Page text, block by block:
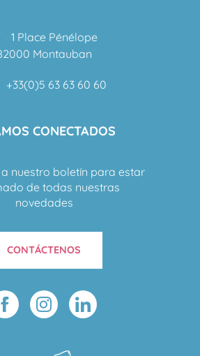
1 Place Pénélope
Montauban
+33(0)5 63 63 60 60
CONECTADOS
nuestro boletín para estar
de todas nuestras
novedades
CONTÁCTENOS